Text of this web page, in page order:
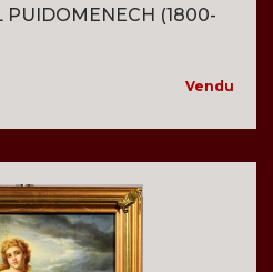
PUIDOMENECH (1800-
Vendu